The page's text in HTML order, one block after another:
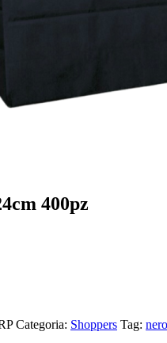
400pz
Categoria: Shoppers Tag: nero